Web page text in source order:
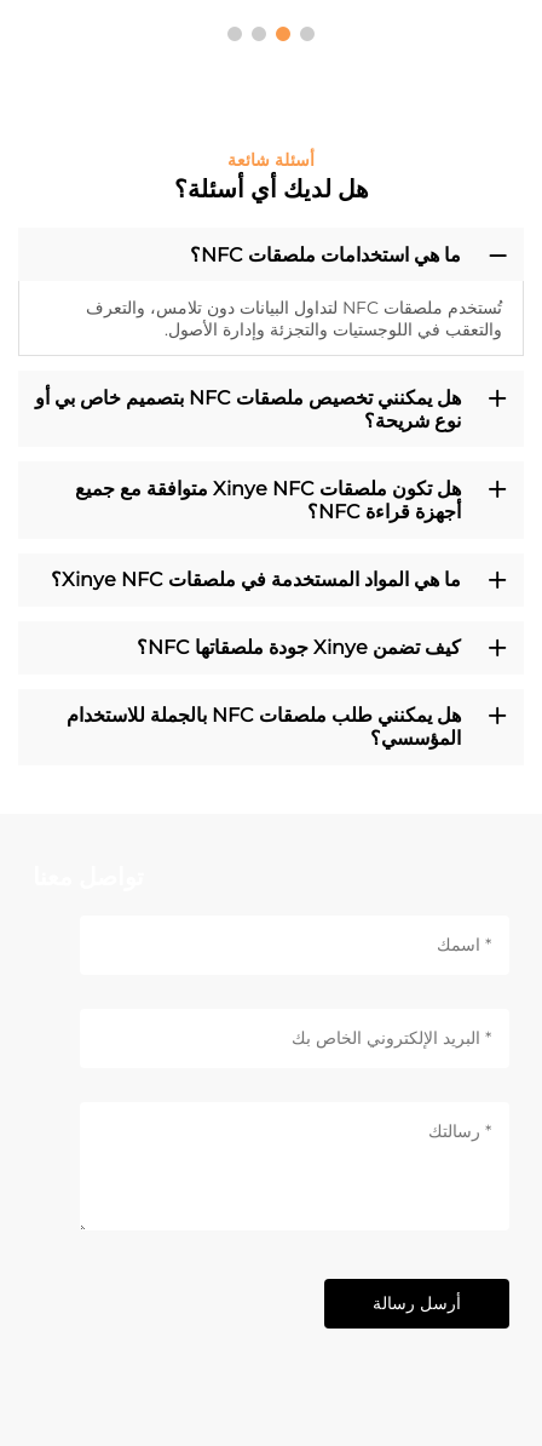
أسئلة شائعة
هل لديك أي أسئلة؟
ما هي استخدامات ملصقات NFC؟
تُستخدم ملصقات NFC لتداول البيانات دون تلامس، والتعرف
والتعقب في اللوجستيات والتجزئة وإدارة الأصول.
هل يمكنني تخصيص ملصقات NFC بتصميم خاص بي أو
نوع شريحة؟
هل تكون ملصقات Xinye NFC متوافقة مع جميع
أجهزة قراءة NFC؟
ما هي المواد المستخدمة في ملصقات Xinye NFC؟
كيف تضمن Xinye جودة ملصقاتها NFC؟
هل يمكنني طلب ملصقات NFC بالجملة للاستخدام
المؤسسي؟
أرسل رسالة